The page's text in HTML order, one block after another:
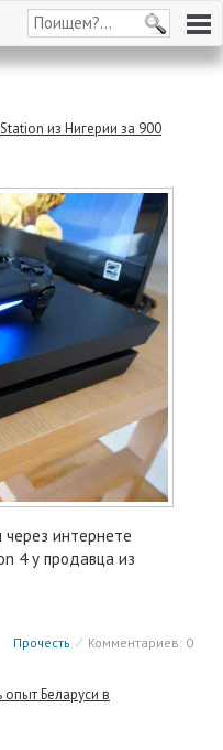
из Нигерии за 900
через интернете
4 у продавца из
Прочесть ⁄ Комментариев: 0
Беларуси в